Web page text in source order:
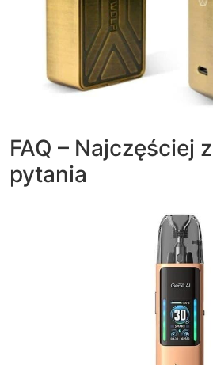
FAQ – Najczęściej
pytania